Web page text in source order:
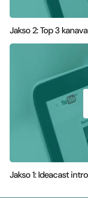
Jakso 2: Top 3
Jakso 1: Ideacast intro